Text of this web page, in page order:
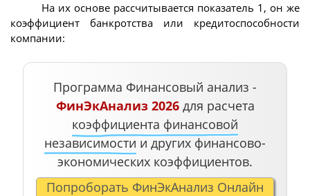
На их основе рассчитывается показатель 1, он же
коэффициент банкротства или кредитоспособности
компании:
Программа Финансовый анализ -
ФинЭкАнализ 2026для расчета
коэффициента финансовой
независимости и других финансово-
экономических коэффициентов.
Попроборать ФинЭкАнализ Онлайн